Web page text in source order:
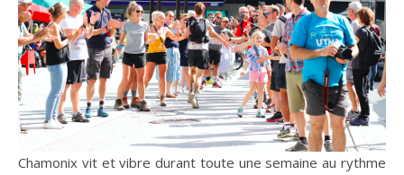
Chamonix vit et vibre durant toute une semaine au rythme